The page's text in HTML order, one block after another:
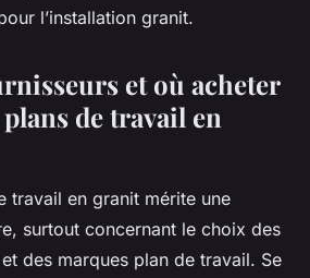
l’installation granit.
et où acheter
de travail en
travail en granit mérite une
surtout concernant le choix des
des marques plan de travail. Se